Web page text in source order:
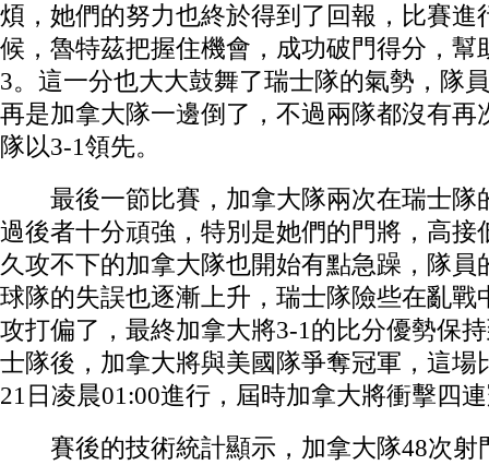
煩，她們的努力也終於得到了回報，比賽進
候，魯特茲把握住機會，成功破門得分，幫
3。這一分也大大鼓舞了瑞士隊的氣勢，隊
再是加拿大隊一邊倒了，不過兩隊都沒有再
隊以3-1領先。
最後一節比賽，加拿大隊兩次在瑞士隊
過後者十分頑強，特別是她們的門將，高接
久攻不下的加拿大隊也開始有點急躁，隊員
球隊的失誤也逐漸上升，瑞士隊險些在亂戰
攻打偏了，最終加拿大將3-1的比分優勢保
士隊後，加拿大將與美國隊爭奪冠軍，這場
21日凌晨01:00進行，屆時加拿大將衝擊四
賽後的技術統計顯示，加拿大隊48次射